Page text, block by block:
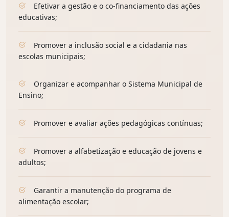
Efetivar a gestão e o co-financiamento das ações
educativas;
Promover a inclusão social e a cidadania nas
escolas municipais;
Organizar e acompanhar o Sistema Municipal de
Ensino;
Promover e avaliar ações pedagógicas contínuas;
Promover a alfabetização e educação de jovens e
adultos;
Garantir a manutenção do programa de
alimentação escolar;